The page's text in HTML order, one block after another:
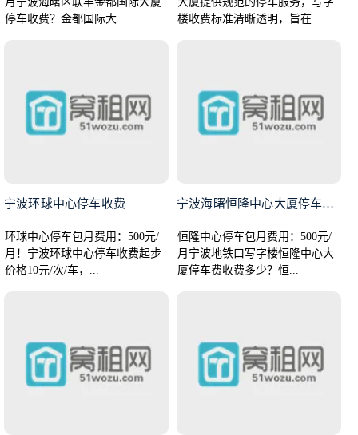
停车收费？金都国际大...
楼收费标准清晰透明，旨在...
宁波环球中心停车收费
环球中心停车包月费用：500元/
月！宁波环球中心停车收费起步
价格10元/次/车，...
宁波海曙恒隆中心大厦停车费收费
恒隆中心停车包月费用：500元/
月宁波地铁口写字楼恒隆中心大
厦停车费收费多少？恒...